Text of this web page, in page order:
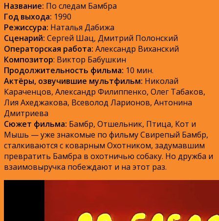
Название: По следам Бамбра
Год выхода: 1990
Режиссура: Наталья Дабижа
Сценарий: Сергей Шац, Дмитрий Полонский
Операторская работа: Александр Виханский
Композитор: Виктор Бабушкин
Продолжительность фильма: 10 мин.
Актёры, озвучившие мультфильм: Николай
Караченцов, Александр Филиппенко, Олег Табаков,
Лия Ахеджакова, Всеволод Ларионов, Антонина
Дмитриева
Сюжет фильма: Бамбр, Отшельник, Птица, Кот и
Мышь — уже знакомые по фильму Свирепый Бамбр,
сталкиваются с коварным Охотником, задумавшим
превратить Бамбра в охотничью собаку. Но дружба и
взаимовыручка побеждают и на этот раз.